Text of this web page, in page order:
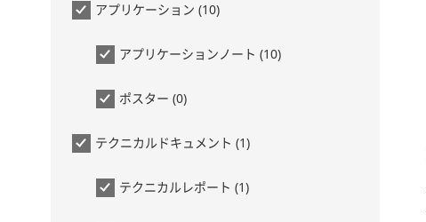
アプリケーション (10)
アプリケーションノート (10)
ポスター (0)
テクニカルドキュメント (1)
テクニカルレポート (1)